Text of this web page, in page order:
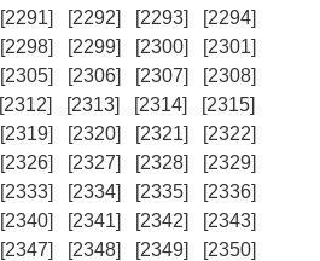
[2291] [2292] [2293]
[2294]
[2298] [2299] [2300]
[2301]
[2305] [2306] [2307]
[2308]
[2312] [2313] [2314]
[2315]
[2319] [2320] [2321]
[2322]
[2326] [2327] [2328]
[2329]
[2333] [2334] [2335]
[2336]
[2340] [2341] [2342]
[2343]
[2347] [2348] [2349]
[2350]